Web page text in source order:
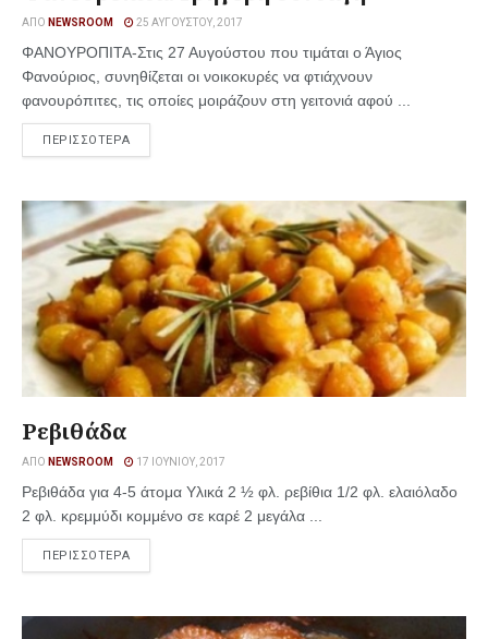
ΑΠΌ NEWSROOM 25 ΑΥΓΟΎΣΤΟΥ, 2017
ΦΑΝΟΥΡΟΠΙΤΑ-Στις 27 Αυγούστου που τιμάται ο Άγιος
Φανούριος, συνηθίζεται οι νοικοκυρές να φτιάχνουν
φανουρόπιτες, τις οποίες μοιράζουν στη γειτονιά αφού ...
ΠΕΡΙΣΣΟΤΕΡΑ
Ρεβιθάδα
ΑΠΌ NEWSROOM 17 ΙΟΥΝΊΟΥ, 2017
Ρεβιθάδα για 4-5 άτομα Υλικά 2 ½ φλ. ρεβίθια 1/2 φλ. ελαιόλαδο
2 φλ. κρεμμύδι κομμένο σε καρέ 2 μεγάλα ...
ΠΕΡΙΣΣΟΤΕΡΑ